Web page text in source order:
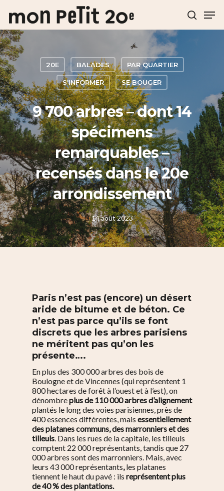
Hit enter to search or ESC to close
20E BALADES PAR QUARTIER
S'INFORMER SE BOUGER
9 700 arbres – dont 14
spécimens
remarquables –
recensés dans le 20e
arrondissement
14 août 2023
Paris n’est pas (encore) un désert
aride de bitume et de béton. Ce
n’est pas parce qu’ils se font
discrets que les arbres parisiens
ne méritent pas qu’on les
présente….
En plus des 300 000 arbres des bois de
Boulogne et de Vincennes (qui représentent 1
800 hectares de forêt à l’ouest et à l’est), on
dénombreplus de 110 000 arbres d’alignement
plantés le long des voies parisiennes, près de
400 essences différentes, mais essentiellement
des platanes communs, des marronniers et des
tilleuls. Dans les rues de la capitale, les tilleuls
comptent 22 000 représentants, tandis que 27
000 arbres sont des marronniers. Mais, avec
leurs 43 000 représentants,les platanes
tiennent le haut du pavé : ils représentent plus
de 40 % des plantations.